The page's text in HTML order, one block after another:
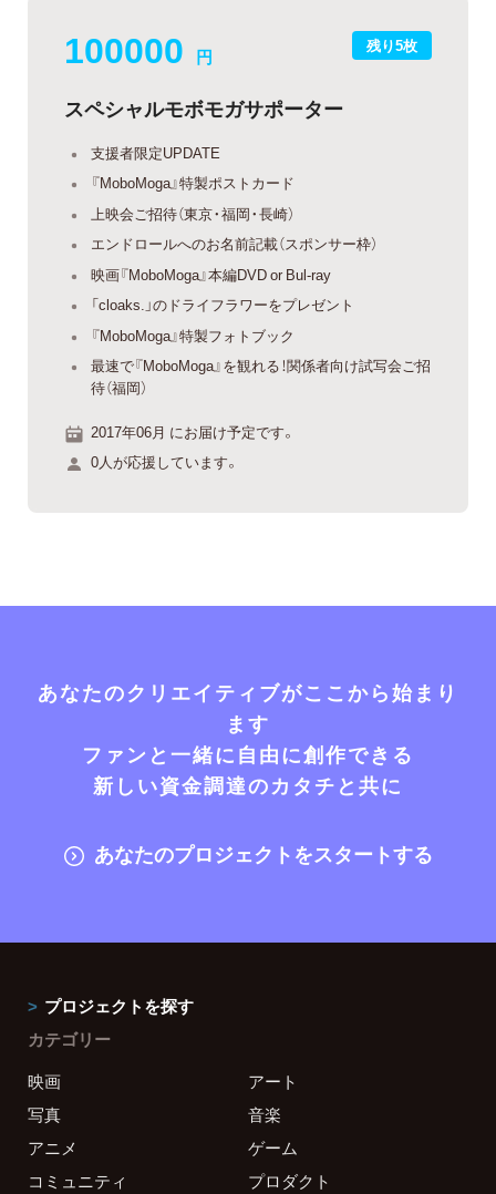
残り5枚
100000 円
スペシャルモボモガサポーター
支援者限定UPDATE
『MoboMoga』特製ポストカード
上映会ご招待（東京・福岡・長崎）
エンドロールへのお名前記載（スポンサー枠）
映画『MoboMoga』本編DVD or Bul-ray
「cloaks.」のドライフラワーをプレゼント
『MoboMoga』特製フォトブック
最速で『MoboMoga』を観れる！関係者向け試写会ご招
待（福岡）
2017年06月 にお届け予定です。
0人が応援しています。
あなたのクリエイティブがここから始まり
ます
ファンと一緒に自由に創作できる
新しい資金調達のカタチと共に
あなたのプロジェクトをスタートする
プロジェクトを探す
カテゴリー
映画
アート
写真
音楽
アニメ
ゲーム
コミュニティ
プロダクト